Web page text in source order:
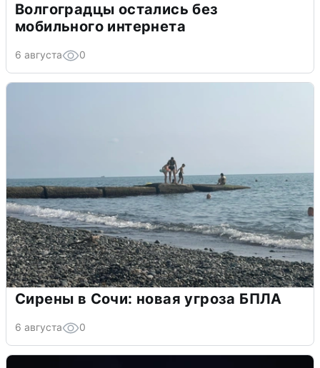
Волгоградцы остались без
мобильного интернета
6 августа 0
Сирены в Сочи: новая угроза БПЛА
6 августа 0